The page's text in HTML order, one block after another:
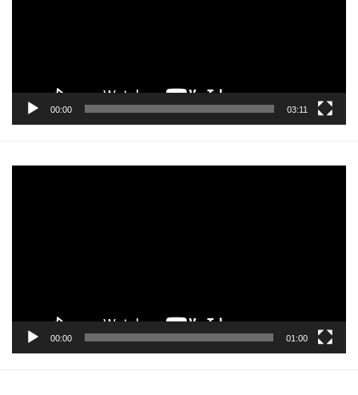
00:00 03:11
00:00 01:00